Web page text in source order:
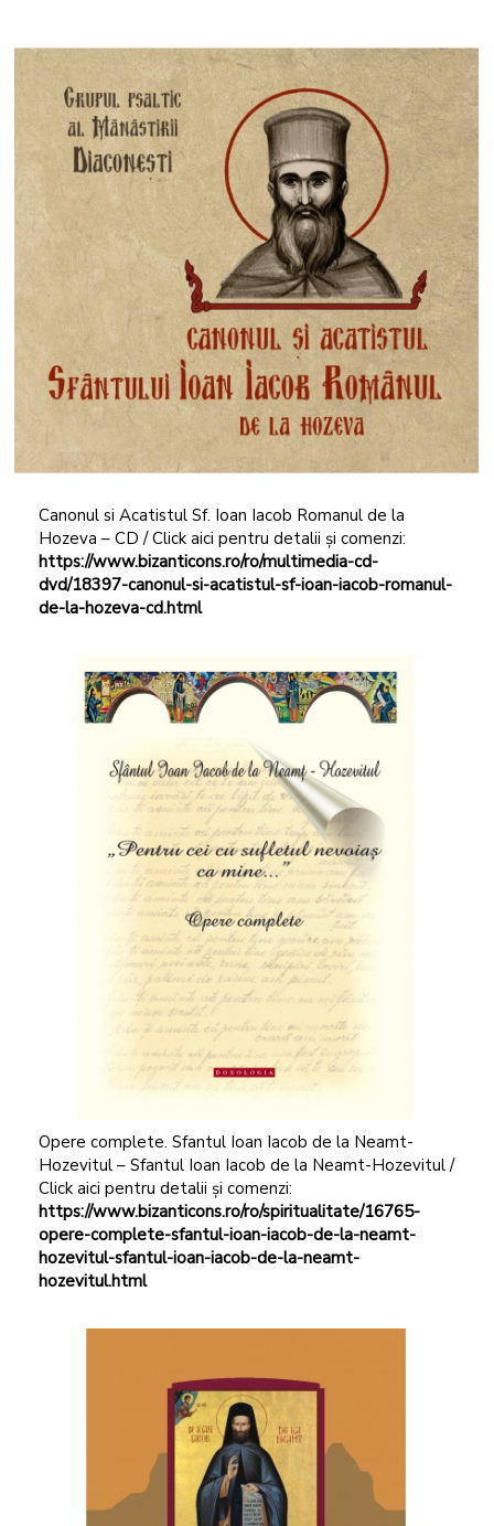
Canonul si Acatistul Sf. Ioan Iacob Romanul de la
Hozeva – CD / Click aici pentru detalii și comenzi:
https://www.bizanticons.ro/ro/multimedia-cd-
dvd/18397-canonul-si-acatistul-sf-ioan-iacob-romanul-
de-la-hozeva-cd.html
Opere complete. Sfantul Ioan Iacob de la Neamt-
Hozevitul – Sfantul Ioan Iacob de la Neamt-Hozevitul /
Click aici pentru detalii și comenzi:
https://www.bizanticons.ro/ro/spiritualitate/16765-
opere-complete-sfantul-ioan-iacob-de-la-neamt-
hozevitul-sfantul-ioan-iacob-de-la-neamt-
hozevitul.html